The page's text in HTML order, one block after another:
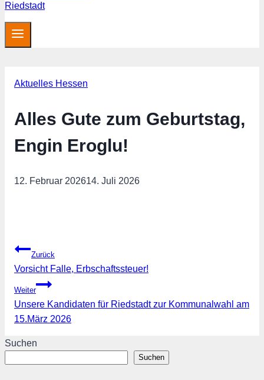
Aktuelles Hessen
Alles Gute zum Geburtstag,
Engin Eroglu!
12. Februar 202614. Juli 2026
Beitragsnavigation
Zurück
Vorsicht Falle, Erbschaftssteuer!
Weiter
Unsere Kandidaten für Riedstadt zur Kommunalwahl am
15.März 2026
Suchen
Suchen